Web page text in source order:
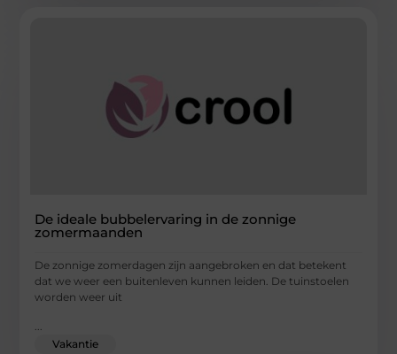
De ideale bubbelervaring in de zonnige
zomermaanden
De zonnige zomerdagen zijn aangebroken en dat betekent
dat we weer een buitenleven kunnen leiden. De tuinstoelen
worden weer uit
Vakantie